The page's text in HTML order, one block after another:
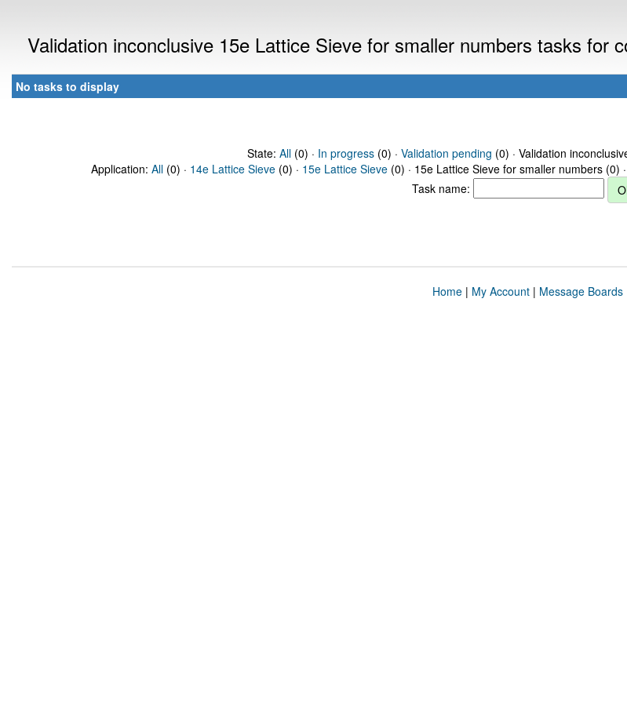
Validation inconclusive 15e Lattice Sieve for smaller numbers tasks for
No tasks to display
State: All(0) · In progress(0) · Validation pending (0) · Validation
Application: All (0) · 14e Lattice Sieve (0) · 15e Lattice Sieve (0) · 15e Lattice Sieve for smaller numbers (0) ·
Task name:
Home| My Account| Message Boards